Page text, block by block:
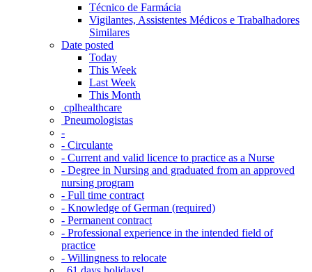
Técnico de Farmácia
Vigilantes, Assistentes Médicos e Trabalhadores
Similares
Date posted
Today
This Week
Last Week
This Month
‎ cplhealthcare‬
Pneumologistas
-
- Circulante
- Current and valid licence to practice as a Nurse
- Degree in Nursing and graduated from an approved
nursing program
- Full time contract
- Knowledge of German (required)
- Permanent contract
- Professional experience in the intended field of
practice
- Willingness to relocate